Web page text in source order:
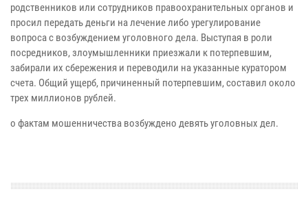
родственников или сотрудников правоохранительных органов и
просил передать деньги на лечение либо урегулирование
вопроса с возбуждением уголовного дела. Выступая в роли
посредников, злоумышленники приезжали к потерпевшим,
забирали их сбережения и переводили на указанные куратором
счета. Общий ущерб, причиненный потерпевшим, составил около
трех миллионов рублей.
о фактам мошенничества возбуждено девять уголовных дел.